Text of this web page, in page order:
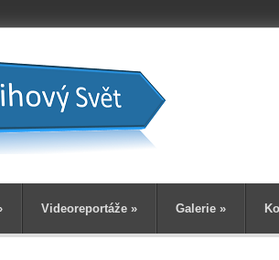
Videoreportáže » Galerie »